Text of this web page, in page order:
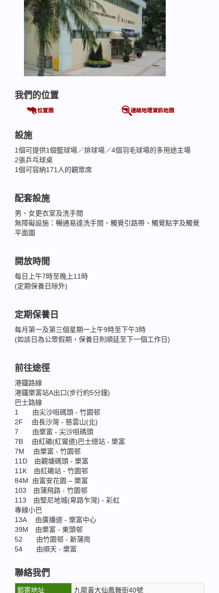
我們的位置
設施
1個可提供1個籃球場／排球場／4個羽毛球場的多用途主場
2張乒乓球桌
1個可容納171人的觀眾席
配套設施
男、女更衣室及洗手間
無障礙設施：暢通易達洗手間、觸覺引路帶、觸覺點字及觸覺
平面圖
開放時間
每日上午7時至晚上11時
(定期保養日除外)
定期保養日
每月第一及第三個星期一上午9時至下午3時
(如該日為公眾假期，保養日則順延至下一個工作日)
前往途徑
港鐵路線
港鐵樂富站A出口(步行約5分鐘)
巴士路線
1 由尖沙咀碼頭 - 竹園邨
2F 由長沙灣 - 慈雲山(北)
7 由樂富 - 尖沙咀碼頭
7B 由紅磡(紅鸞道)巴士總站 - 樂富
7M 由樂富 - 竹園邨
11D 由觀塘碼頭 - 樂富
11K 由紅磡站 - 竹園邨
84M 由富安花園 – 樂富
103 由蒲飛路 - 竹園邨
113 由堅尼地城(卑路乍灣) - 彩虹
專線小巴
13A 由廣播道 - 樂富中心
39M 由樂富 - 東頭邨
52 由竹園邨 - 新蒲崗
54 由順天 - 樂富
聯絡我們
郵寄地址 九龍黃大仙鳳舞街40號